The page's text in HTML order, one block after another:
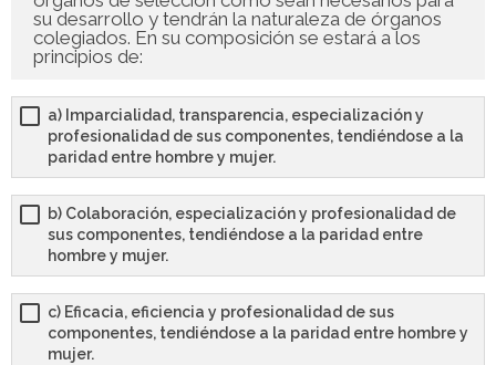
su desarrollo y tendrán la naturaleza de órganos
colegiados. En su composición se estará a los
principios de:
a) Imparcialidad, transparencia, especialización y
profesionalidad de sus componentes, tendiéndose a la
paridad entre hombre y mujer.
b) Colaboración, especialización y profesionalidad de
sus componentes, tendiéndose a la paridad entre
hombre y mujer.
c) Eficacia, eficiencia y profesionalidad de sus
componentes, tendiéndose a la paridad entre hombre y
mujer.